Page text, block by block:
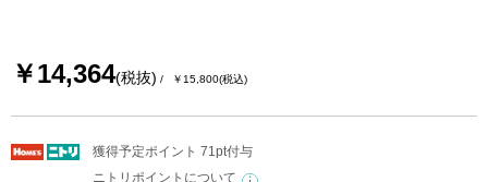
￥14,364(税抜) ￥15,800(税込)
獲得予定ポイント 71pt付与
ニトリポイントについて